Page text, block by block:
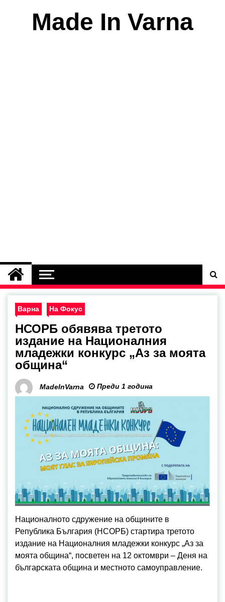
Made In Varna
Варна На Фокус
НСОРБ обявява третото
издание на Националния
младежки конкурс „Аз за моята
община“
MadeInVarna Преди 1 година
Националното сдружение на общините в
Република България (НСОРБ) стартира третото
издание на Националния младежки конкурс „Аз за
моята община“, посветен на 12 октомври – Деня на
българската община и местното самоуправление.